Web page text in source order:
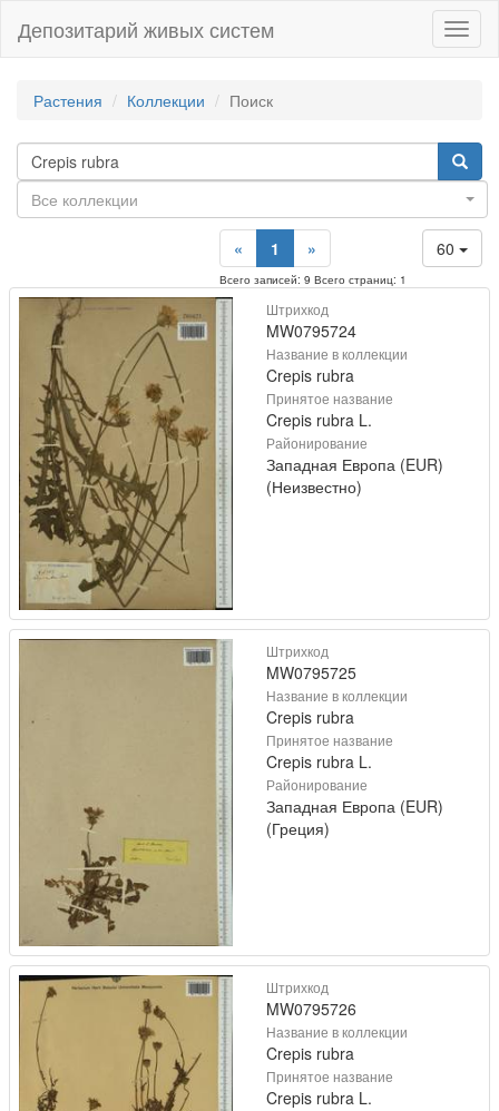
Депозитарий живых систем
Растения Коллекции Поиск
Все коллекции
60
« 1 »
Всего записей: 9 Всего страниц: 1
Штрихкод
MW0795724
Название в коллекции
Crepis rubra
Принятое название
Crepis rubra L.
Районирование
Западная Европа (EUR)
(Неизвестно)
Штрихкод
MW0795725
Название в коллекции
Crepis rubra
Принятое название
Crepis rubra L.
Районирование
Западная Европа (EUR)
(Греция)
Штрихкод
MW0795726
Название в коллекции
Crepis rubra
Принятое название
Crepis rubra L.